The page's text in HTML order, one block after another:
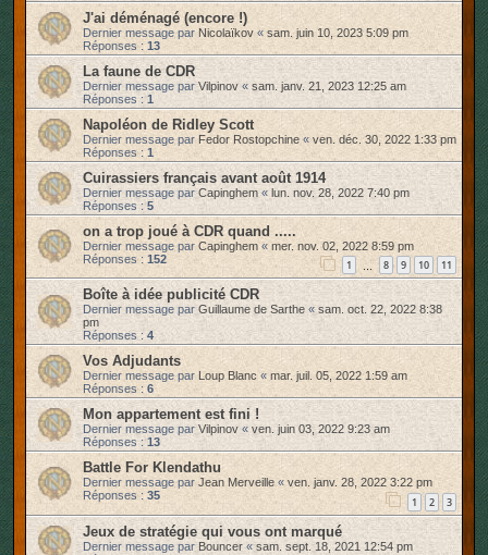
J'ai déménagé (encore !)
Dernier message par Nicolaïkov « sam. juin 10, 2023 5:09 pm
Réponses : 13
La faune de CDR
Dernier message parVilpinov « sam. janv. 21, 2023 12:25 am
Réponses : 1
Napoléon de Ridley Scott
Dernier message par Fedor Rostopchine « ven. déc. 30, 2022 1:33 pm
Réponses : 1
Cuirassiers français avant août 1914
Dernier message parCapinghem « lun. nov. 28, 2022 7:40 pm
Réponses : 5
on a trop joué à CDR quand .....
Dernier message par Capinghem «mer. nov. 02, 2022 8:59 pm
Réponses : 152 1 8 9 10 11
Boîte à idée publicité CDR
Dernier message parGuillaume de Sarthe « sam. oct. 22, 2022 8:38
pm
Réponses : 4
Vos Adjudants
Dernier message par Loup Blanc « mar. juil. 05, 2022 1:59 am
Réponses : 6
Mon appartement est fini !
Dernier message parVilpinov « ven. juin 03, 2022 9:23 am
Réponses : 13
Battle For Klendathu
Dernier message par Jean Merveille « ven. janv. 28, 2022 3:22 pm
Réponses : 35 1 2 3
Jeux de stratégie qui vous ont marqué
Dernier message parBouncer «sam. sept. 18, 2021 12:54 pm